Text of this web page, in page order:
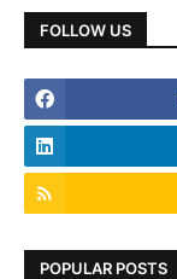
FOLLOW US
POPULAR POSTS